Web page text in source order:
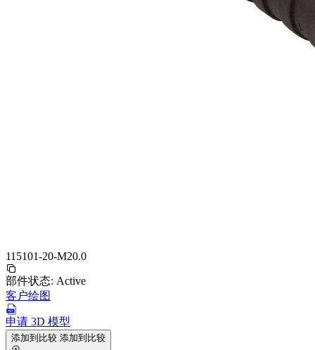
115101-20-M20.0
部件状态: Active
客户绘图
申请 3D 模型
添加到比较 添加到比较